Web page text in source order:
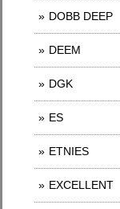
DOBB DEEP
DEEM
DGK
ES
ETNIES
EXCELLENT